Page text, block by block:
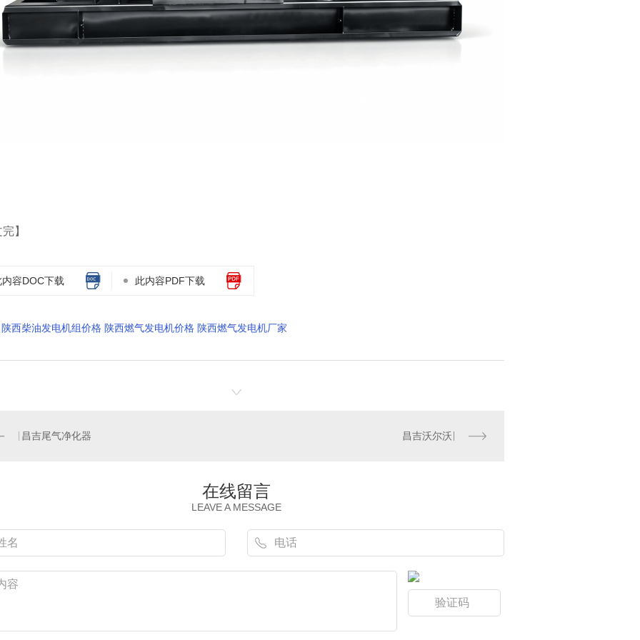
】
内容DOC下载 此内容PDF下载
陕西柴油发电机组价格 陕西燃气发电机价格 陕西燃气发电机厂家
昌吉尾气净化器 昌吉沃尔沃
在线留言
LEAVE A MESSAGE